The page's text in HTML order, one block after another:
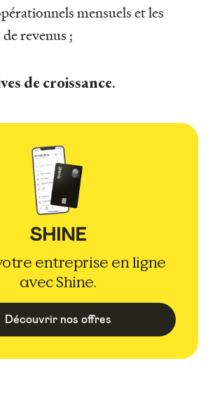
mensuels et les
revenus ;
de croissance.
entreprise en ligne
avec Shine.
Découvrir nos offres